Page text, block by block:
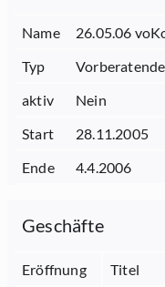
Name
26.05.06
Typ
aktiv
Nein
Start
28.11.2005
Ende
4.4.2006
Geschäfte
Eröffnung Titel